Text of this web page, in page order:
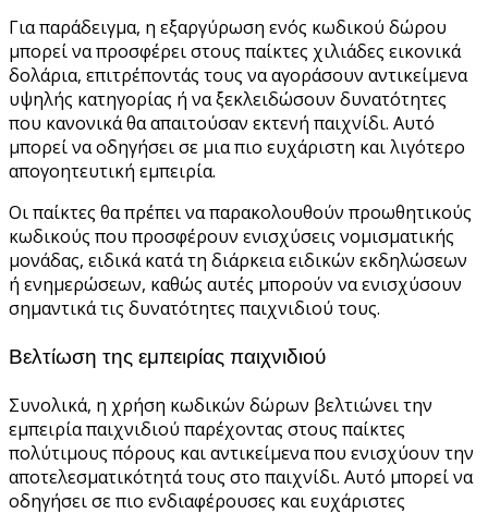
Για παράδειγμα, η εξαργύρωση ενός κωδικού δώρου
μπορεί να προσφέρει στους παίκτες χιλιάδες εικονικά
δολάρια, επιτρέποντάς τους να αγοράσουν αντικείμενα
υψηλής κατηγορίας ή να ξεκλειδώσουν δυνατότητες
που κανονικά θα απαιτούσαν εκτενή παιχνίδι. Αυτό
μπορεί να οδηγήσει σε μια πιο ευχάριστη και λιγότερο
απογοητευτική εμπειρία.
Οι παίκτες θα πρέπει να παρακολουθούν προωθητικούς
κωδικούς που προσφέρουν ενισχύσεις νομισματικής
μονάδας, ειδικά κατά τη διάρκεια ειδικών εκδηλώσεων
ή ενημερώσεων, καθώς αυτές μπορούν να ενισχύσουν
σημαντικά τις δυνατότητες παιχνιδιού τους.
Βελτίωση της εμπειρίας παιχνιδιού
Συνολικά, η χρήση κωδικών δώρων βελτιώνει την
εμπειρία παιχνιδιού παρέχοντας στους παίκτες
πολύτιμους πόρους και αντικείμενα που ενισχύουν την
αποτελεσματικότητά τους στο παιχνίδι. Αυτό μπορεί να
οδηγήσει σε πιο ενδιαφέρουσες και ευχάριστες